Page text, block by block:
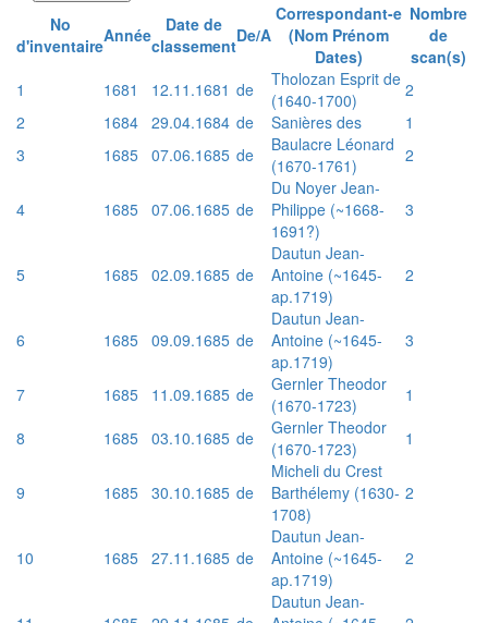
No
d'inventaireAnnée
Date de
classementDe/A
Correspondant-e
(Nom Prénom
Dates)
Nombre
de
scan(s)
1
1681 12.11.1681 de
Tholozan Esprit de
(1640-1700)
2
2
1684 29.04.1684 de Sanières des
1
3
1685 07.06.1685 de
Baulacre Léonard
(1670-1761)
2
4 1685 07.06.1685 de
Du Noyer Jean-
Philippe (~1668-
1691?)
3
5 1685 02.09.1685 de
Dautun Jean-
Antoine (~1645-
ap.1719)
2
6 1685 09.09.1685 de
Dautun Jean-
Antoine (~1645-
ap.1719)
3
7 1685 11.09.1685 de
Gernler Theodor
(1670-1723)
1
8
1685 03.10.1685 de
Gernler Theodor
(1670-1723)
1
9 1685 30.10.1685 de
Micheli du Crest
Barthélemy (1630-
1708)
2
10 1685 27.11.1685 de
Dautun Jean-
Antoine (~1645-
ap.1719)
2
Dautun Jean-